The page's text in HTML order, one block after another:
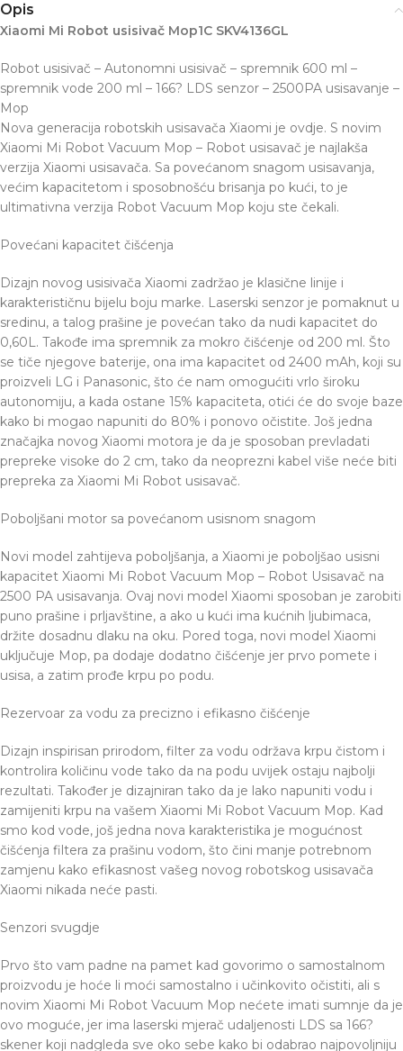
Opis
Xiaomi Mi Robot usisivač Mop1C SKV4136GL
Robot usisivač – Autonomni usisivač – spremnik 600 ml –
spremnik vode 200 ml – 166? LDS senzor – 2500PA usisavanje –
Mop
Nova generacija robotskih usisavača Xiaomi je ovdje. S novim
Xiaomi Mi Robot Vacuum Mop – Robot usisavač je najlakša
verzija Xiaomi usisavača. Sa povećanom snagom usisavanja,
većim kapacitetom i sposobnošću brisanja po kući, to je
ultimativna verzija Robot Vacuum Mop koju ste čekali.
Povećani kapacitet čišćenja
Dizajn novog usisivača Xiaomi zadržao je klasične linije i
karakterističnu bijelu boju marke. Laserski senzor je pomaknut u
sredinu, a talog prašine je povećan tako da nudi kapacitet do
0,60L. Takođe ima spremnik za mokro čišćenje od 200 ml. Što
se tiče njegove baterije, ona ima kapacitet od 2400 mAh, koji su
proizveli LG i Panasonic, što će nam omogućiti vrlo široku
autonomiju, a kada ostane 15% kapaciteta, otići će do svoje baze
kako bi mogao napuniti do 80% i ponovo očistite. Još jedna
značajka novog Xiaomi motora je da je sposoban prevladati
prepreke visoke do 2 cm, tako da neoprezni kabel više neće biti
prepreka za Xiaomi Mi Robot usisavač.
Poboljšani motor sa povećanom usisnom snagom
Novi model zahtijeva poboljšanja, a Xiaomi je poboljšao usisni
kapacitet Xiaomi Mi Robot Vacuum Mop – Robot Usisavač na
2500 PA usisavanja. Ovaj novi model Xiaomi sposoban je zarobiti
puno prašine i prljavštine, a ako u kući ima kućnih ljubimaca,
držite dosadnu dlaku na oku. Pored toga, novi model Xiaomi
uključuje Mop, pa dodaje dodatno čišćenje jer prvo pomete i
usisa, a zatim prođe krpu po podu.
Rezervoar za vodu za precizno i ​​efikasno čišćenje
Dizajn inspirisan prirodom, filter za vodu održava krpu čistom i
kontrolira količinu vode tako da na podu uvijek ostaju najbolji
rezultati. Također je dizajniran tako da je lako napuniti vodu i
zamijeniti krpu na vašem Xiaomi Mi Robot Vacuum Mop. Kad
smo kod vode, još jedna nova karakteristika je mogućnost
čišćenja filtera za prašinu vodom, što čini manje potrebnom
zamjenu kako efikasnost vašeg novog robotskog usisavača
Xiaomi nikada neće pasti.
Senzori svugdje
Prvo što vam padne na pamet kad govorimo o samostalnom
proizvodu je hoće li moći samostalno i učinkovito očistiti, ali s
novim Xiaomi Mi Robot Vacuum Mop nećete imati sumnje da je
ovo moguće, jer ima laserski mjerač udaljenosti LDS sa 166?
skener koji nadgleda sve oko sebe kako bi odabrao najpovoljniju